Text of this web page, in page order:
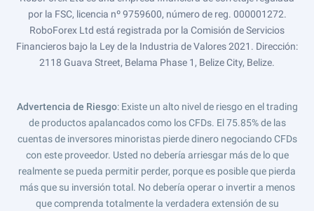
por la FSC, licencia nº 9759600, número de reg. 000001272.
RoboForex Ltd está registrada por la Comisión de Servicios
Financieros bajo la Ley de la Industria de Valores 2021. Dirección:
2118 Guava Street, Belama Phase 1, Belize City, Belize.
Advertencia de Riesgo: Existe un alto nivel de riesgo en el trading
de productos apalancados como los CFDs. El 75.85% de las
cuentas de inversores minoristas pierde dinero negociando CFDs
con este proveedor. Usted no debería arriesgar más de lo que
realmente se pueda permitir perder, porque es posible que pierda
más que su inversión total. No debería operar o invertir a menos
que comprenda totalmente la verdadera extensión de su